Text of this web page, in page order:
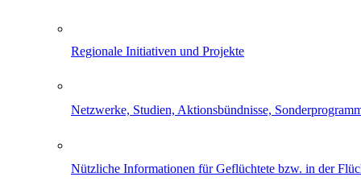
Regionale Initiativen und Projekte
Netzwerke, Studien, Aktionsbündnisse,
Nützliche Informationen für Geflüchtete bzw. in der